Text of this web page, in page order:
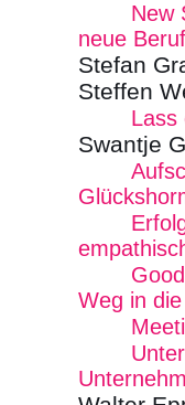
New
neue
Stefan
Steffen
Lass
Swantje
Weg in